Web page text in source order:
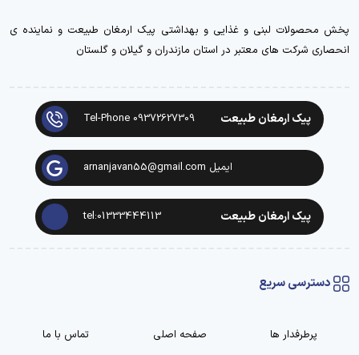
پخش محصولات لبنی و غذایی و بهداشتی پیک ارمغان طبیعت و نماینده ی
انحصاری شرکت های معتبر در استان مازندران و گیلان و گلستان
پیک ارمغان طبیعت Tel-Phone 09372627309
ایمیل arnanjavan55@gmail.com
پیک ارمغان طبیعت tel:01333444113
دسترسی سریع
پرطرفدار ها صفحه اصلی
تماس با ما